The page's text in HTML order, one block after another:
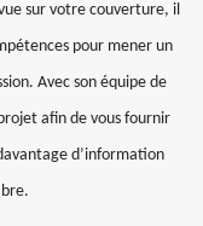
sur votre couverture, il
pour mener un
Avec son équipe de
afin de vous fournir
d’information